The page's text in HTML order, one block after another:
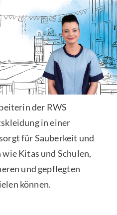
der RWS
in einer
für Sauberkeit und
Kitas und Schulen,
und gepflegten
können.